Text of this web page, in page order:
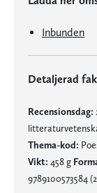
Inbunden
Detaljerad
Recensionsdag:
Thema-kod:
Vikt: 458 g
9789100573584